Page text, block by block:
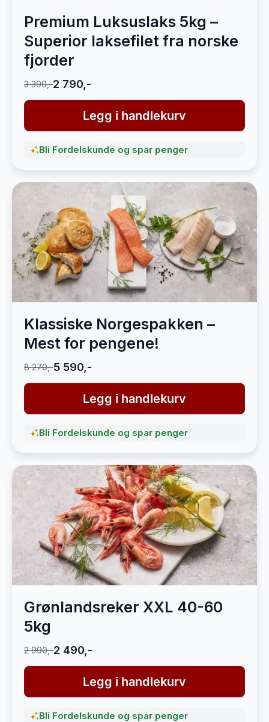
Premium Luksuslaks 5kg –
Superior laksefilet fra norske
fjorder
3 390,-2 790,-
Legg i handlekurv
Bli Fordelskunde og spar penger
Klassiske Norgespakken –
Mest for pengene!
8 270,-5 590,-
Legg i handlekurv
Bli Fordelskunde og spar penger
Grønlandsreker XXL 40-60
5kg
2 990,-2 490,-
Legg i handlekurv
Bli Fordelskunde og spar penger